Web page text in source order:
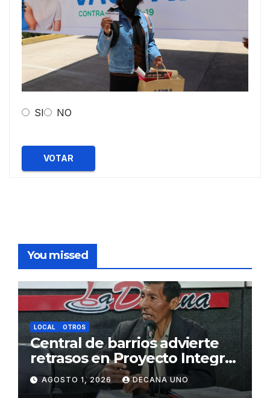
SI NO
VOTAR
You missed
LOCAL OTROS
Central de barrios advierte
retrasos en Proyecto Integral
de Agua y Alcantarillado para
Juliaca
AGOSTO 1, 2026 DECANA UNO